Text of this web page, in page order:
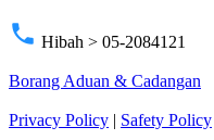
phone Hibah > 05-2084121
Borang Aduan & Cadangan
Privacy Policy | Safety Policy